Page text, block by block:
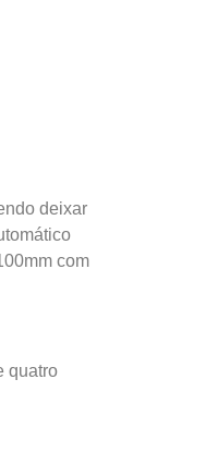
deixar
com
quatro